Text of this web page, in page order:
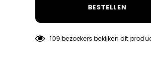
BESTELLEN
109 bezoekers bekijken dit